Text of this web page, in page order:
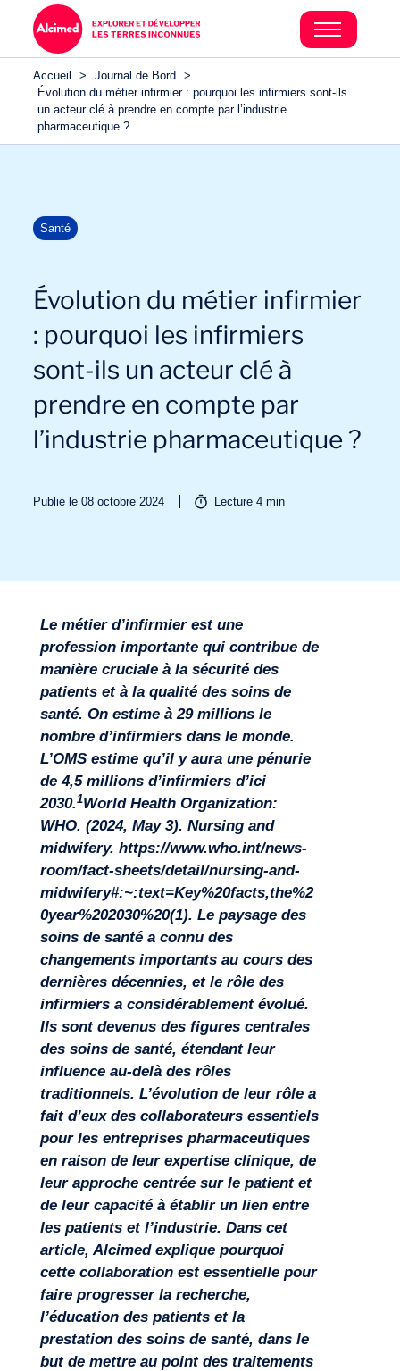
Secteurs
Missions
Accueil > Journal de Bord
>
Évolution du métier infirmier : pourquoi les infirmiers sont-ils
un acteur clé à prendre en compte par l’industrie
pharmaceutique ?
Santé
Évolution du métier infirmier
: pourquoi les infirmiers
sont-ils un acteur clé à
prendre en compte par
l’industrie pharmaceutique ?
Publié le 08 octobre 2024 Lecture4 min
Le métier d’infirmier est une
profession importante qui contribue de
manière cruciale à la sécurité des
patients et à la qualité des soins de
santé. On estime à 29 millions le
nombre d’infirmiers dans le monde.
L’OMS estime qu’il y aura une pénurie
de 4,5 millions d’infirmiers d’ici
2030.1World Health Organization:
WHO. (2024, May 3). Nursing and
midwifery. https://www.who.int/news-
room/fact-sheets/detail/nursing-and-
midwifery#:~:text=Key%20facts,the%2
0year%202030%20(1). Le paysage des
soins de santé a connu des
changements importants au cours des
dernières décennies, et le rôle des
infirmiers a considérablement évolué.
Ils sont devenus des figures centrales
des soins de santé, étendant leur
influence au-delà des rôles
traditionnels. L’évolution de leur rôle a
fait d’eux des collaborateurs essentiels
pour les entreprises pharmaceutiques
en raison de leur expertise clinique, de
leur approche centrée sur le patient et
de leur capacité à établir un lien entre
les patients et l’industrie. Dans cet
article, Alcimed explique pourquoi
cette collaboration est essentielle pour
faire progresser la recherche,
l’éducation des patients et la
prestation des soins de santé, dans le
but de mettre au point des traitements